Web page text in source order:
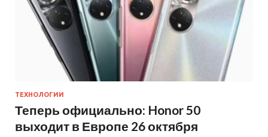
ТЕХНОЛОГИИ
Теперь официально: Honor 50
выходит в Европе 26 октября